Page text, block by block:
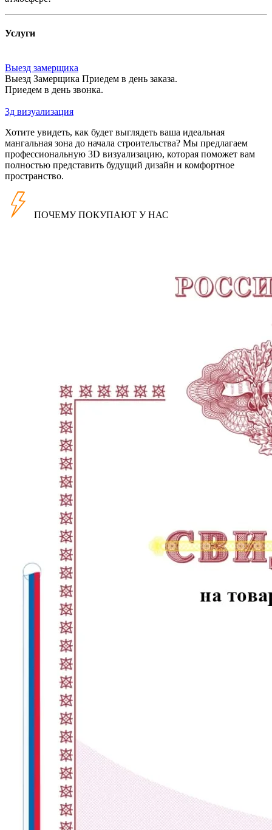
Услуги
Выезд замерщика
Выезд Замерщика Приедем в день заказа.
Приедем в день звонка.
3д визуализация
Хотите увидеть, как будет выглядеть ваша идеальная
мангальная зона до начала строительства? Мы предлагаем
профессиональную 3D визуализацию, которая поможет вам
полностью представить будущий дизайн и комфортное
пространство.
ПОЧЕМУ ПОКУПАЮТ У НАС